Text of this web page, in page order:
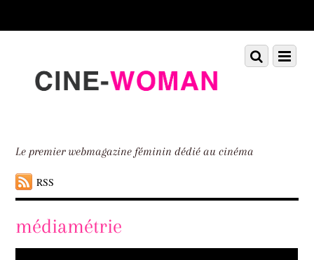
down
Le premier webmagazine féminin dédié au cinéma
RSS
Menu
Scroll
down
médiamétrie